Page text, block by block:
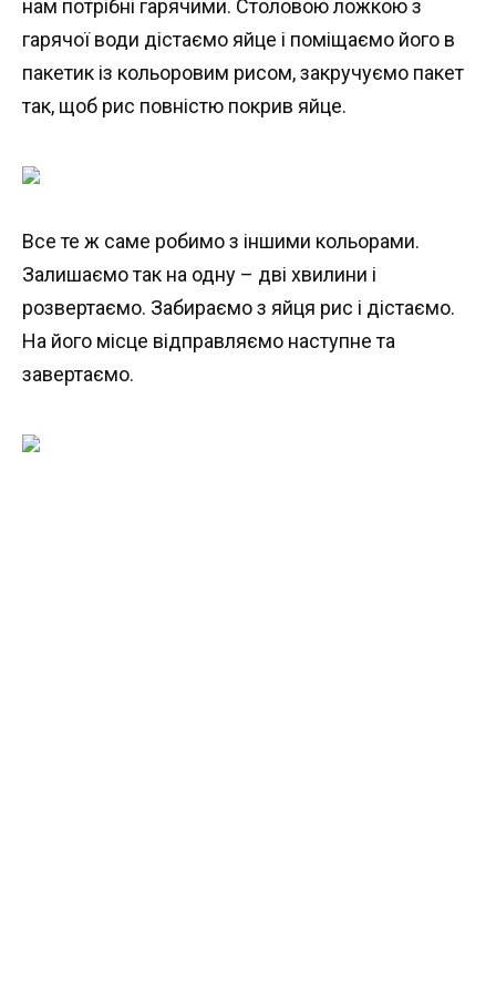
нам потрібні гарячими. Столовою ложкою з
гарячої води дістаємо яйце і поміщаємо його в
пакетик із кольоровим рисом, закручуємо пакет
так, щоб рис повністю покрив яйце.
Все те ж саме робимо з іншими кольорами.
Залишаємо так на одну – дві хвилини і
розвертаємо. Забираємо з яйця рис і дістаємо.
На його місце відправляємо наступне та
завертаємо.